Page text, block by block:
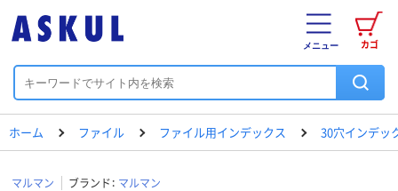
カゴ
メニュー
ホーム ファイル ファイル用インデックス 30穴インデッ
マルマン ブランド： マルマン